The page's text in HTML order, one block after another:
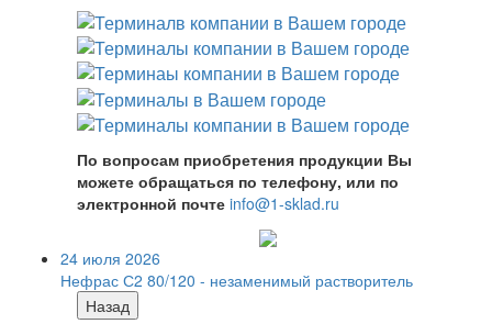
По вопросам приобретения продукции Вы
можете обращаться по телефону, или по
электронной почте info@1-sklad.ru
24 июля 2026
Нефрас С2 80/120 - незаменимый растворитель
Назад